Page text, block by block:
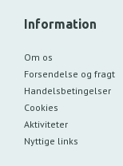
Information
Om os
Forsendelse og fragt
Handelsbetingelser
Cookies
Aktiviteter
Nyttige links